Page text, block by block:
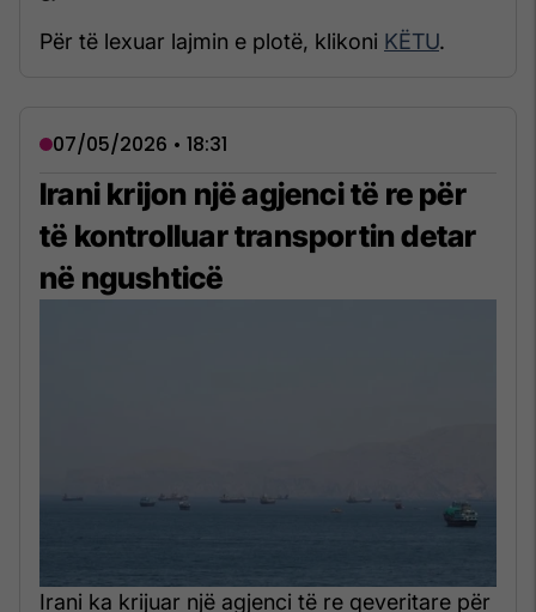
Për të lexuar lajmin e plotë, klikoni KËTU.
07/05/2026 • 18:31
Irani krijon një agjenci të re për
të kontrolluar transportin detar
në ngushticë
Irani ka krijuar një agjenci të re qeveritare për